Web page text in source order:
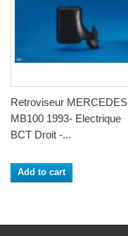
Retroviseur MERCEDES
MB100 1993- Electrique
BCT Droit -...
Add to cart